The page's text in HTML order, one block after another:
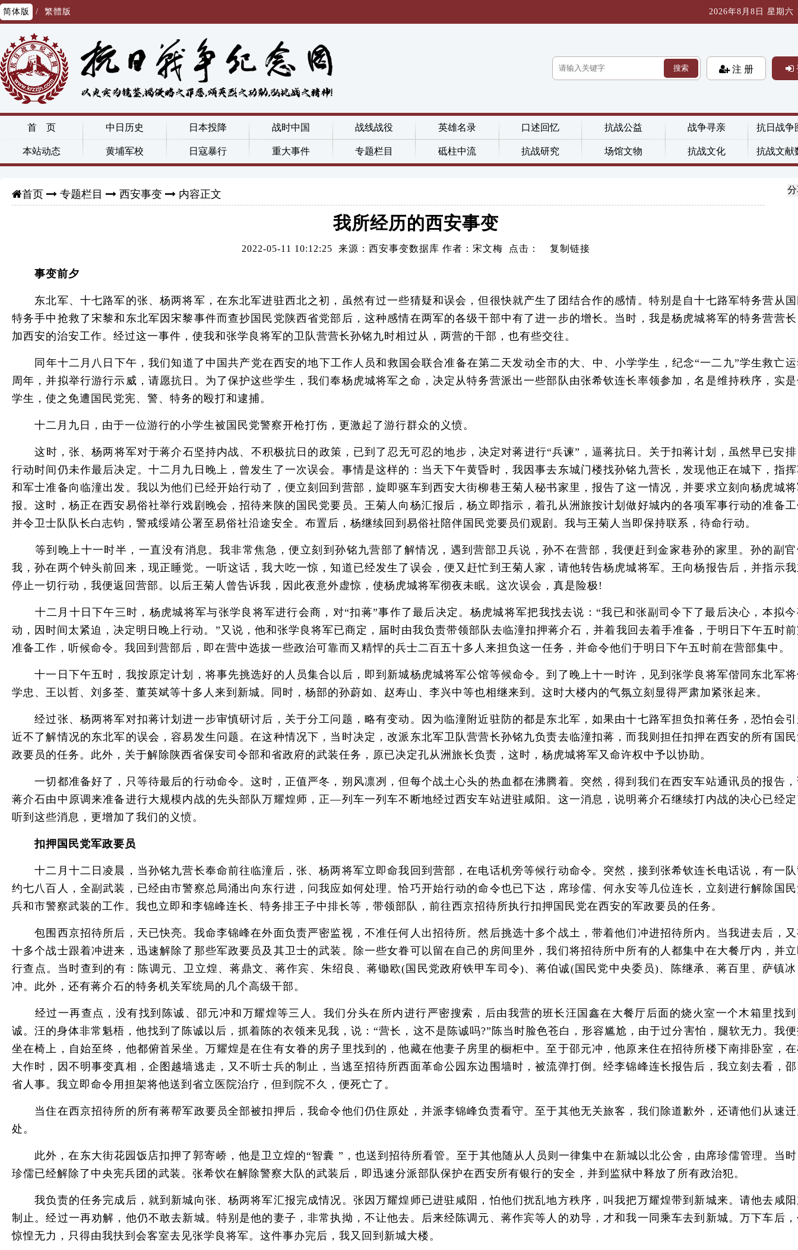
简体版 / 繁體版 2026年8月8日 星期六
搜索 注 册
首 页 中日历史 日本投降 战时中国 战线战役 英雄名录 口述回忆 抗战公益 战争寻亲 抗日战争
本站动态 黄埔军校 日寇暴行 重大事件 专题栏目 砥柱中流 抗战研究 场馆文物 抗战文化 抗战文献
首页 专题栏目 西安事变 内容正文
我所经历的西安事变
2022-05-11 10:12:25 来源：西安事变数据库 作者：宋文梅 点击： 复制链接
事变前夕
东北军、十七路军的张、杨两将军，在东北军进驻西北之初，虽然有过一些猜疑和误会，但很快就产生了团结合作的感情。特别是自十七路军特务营从
特务手中抢救了宋黎和东北军因宋黎事件而查抄国民党陕西省党部后，这种感情在两军的各级干部中有了进一步的增长。当时，我是杨虎城将军的特务营营
加西安的治安工作。经过这一事件，使我和张学良将军的卫队营营长孙铭九时相过从，两营的干部，也有些交往。
同年十二月八日下午，我们知道了中国共产党在西安的地下工作人员和救国会联合准备在第二天发动全市的大、中、小学学生，纪念“一二九”学生救亡
周年，并拟举行游行示威，请愿抗日。为了保护这些学生，我们奉杨虎城将军之命，决定从特务营派出一些部队由张希钦连长率领参加，名是维持秩序，实
学生，使之免遭国民党宪、警、特务的殴打和逮捕。
十二月九日，由于一位游行的小学生被国民党警察开枪打伤，更激起了游行群众的义愤。
这时，张、杨两将军对于蒋介石坚持内战、不积极抗日的政策，已到了忍无可忍的地步，决定对蒋进行“兵谏”，逼蒋抗日。关于扣蒋计划，虽然早已安
行动时间仍未作最后决定。十二月九日晚上，曾发生了一次误会。事情是这样的：当天下午黄昏时，我因事去东城门楼找孙铭九营长，发现他正在城下，指
和军士准备向临潼出发。我以为他们已经开始行动了，便立刻回到营部，旋即驱车到西安大街柳巷王菊人秘书家里，报告了这一情况，并要求立刻向杨虎城
报。这时，杨正在西安易俗社举行戏剧晚会，招待来陕的国民党要员。王菊人向杨汇报后，杨立即指示，着孔从洲旅按计划做好城内的各项军事行动的准备
并令卫士队队长白志钧，警戒绥靖公署至易俗社沿途安全。布置后，杨继续回到易俗社陪伴国民党要员们观剧。我与王菊人当即保持联系，待命行动。
等到晚上十一时半，一直没有消息。我非常焦急，便立刻到孙铭九营部了解情况，遇到营部卫兵说，孙不在营部，我便赶到金家巷孙的家里。孙的副
我，孙在两个钟头前回来，现正睡觉。一听这话，我大吃一惊，知道已经发生了误会，便又赶忙到王菊人家，请他转告杨虎城将军。王向杨报告后，并指示
停止一切行动，我便返回营部。以后王菊人曾告诉我，因此夜意外虚惊，使杨虎城将军彻夜未眠。这次误会，真是险极!
十二月十日下午三时，杨虎城将军与张学良将军进行会商，对“扣蒋”事作了最后决定。杨虎城将军把我找去说：“我已和张副司令下了最后决心，本拟
动，因时间太紧迫，决定明日晚上行动。”又说，他和张学良将军已商定，届时由我负责带领部队去临潼扣押蒋介石，并着我回去着手准备，于明日下午五时
准备工作，听候命令。我回到营部后，即在营中选拔一些政治可靠而又精悍的兵士二百五十多人来担负这一任务，并命令他们于明日下午五时前在营部集中。
十一日下午五时，我按原定计划，将事先挑选好的人员集合以后，即到新城杨虎城将军公馆等候命令。到了晚上十一时许，见到张学良将军偕同东北军
学忠、王以哲、刘多荃、董英斌等十多人来到新城。同时，杨部的孙蔚如、赵寿山、李兴中等也相继来到。这时大楼内的气氛立刻显得严肃加紧张起来。
经过张、杨两将军对扣蒋计划进一步审慎研讨后，关于分工问题，略有变动。因为临潼附近驻防的都是东北军，如果由十七路军担负扣蒋任务，恐怕会
近不了解情况的东北军的误会，容易发生问题。在这种情况下，当时决定，改派东北军卫队营营长孙铭九负责去临潼扣蒋，而我则担任扣押在西安的所有国
政要员的任务。此外，关于解除陕西省保安司令部和省政府的武装任务，原已决定孔从洲旅长负责，这时，杨虎城将军又命许权中予以协助。
一切都准备好了，只等待最后的行动命令。这时，正值严冬，朔风凛冽，但每个战土心头的热血都在沸腾着。突然，得到我们在西安车站通讯员的报告
蒋介石由中原调来准备进行大规模内战的先头部队万耀煌师，正—列车一列车不断地经过西安车站进驻咸阳。这一消息，说明蒋介石继续打内战的决心已经
听到这些消息，更增加了我们的义愤。
扣押国民党军政要员
十二月十二日凌晨，当孙铭九营长奉命前往临潼后，张、杨两将军立即命我回到营部，在电话机旁等候行动命令。突然，接到张希钦连长电话说，有一
约七八百人，全副武装，已经由市警察总局涌出向东行进，问我应如何处理。恰巧开始行动的命令也已下达，席珍儒、何永安等几位连长，立刻进行解除国
兵和市警察武装的工作。我也立即和李锦峰连长、特务排王子中排长等，带领部队，前往西京招待所执行扣押国民党在西安的军政要员的任务。
包围西京招待所后，天已快亮。我命李锦峰在外面负责严密监视，不准任何人出招待所。然后挑选十多个战土，带着他们冲进招待所内。当我进去后，
十多个战士跟着冲进来，迅速解除了那些军政要员及其卫士的武装。除一些女眷可以留在自己的房间里外，我们将招待所中所有的人都集中在大餐厅内，并
行查点。当时查到的有：陈调元、卫立煌、蒋鼎文、蒋作宾、朱绍良、蒋锄欧(国民党政府铁甲车司令)、蒋伯诚(国民党中央委员)、陈继承、蒋百里、萨镇
冲。此外，还有蒋介石的特务机关军统局的几个高级干部。
经过一再查点，没有找到陈诚、邵元冲和万耀煌等三人。我们分头在所内进行严密搜索，后由我营的班长汪国鑫在大餐厅后面的烧火室一个木箱里找
诚。汪的身体非常魁梧，他找到了陈诚以后，抓着陈的衣领来见我，说：“营长，这不是陈诚吗?”陈当时脸色苍白，形容尴尬，由于过分害怕，腿软无力。我
坐在椅上，自始至终，他都俯首呆坐。万耀煌是在住有女眷的房子里找到的，他藏在他妻子房里的橱柜中。至于邵元冲，他原来住在招待所楼下南排卧室，
大作时，因不明事变真相，企图越墙逃走，又不听士兵的制止，当逃至招待所西面革命公园东边围墙时，被流弹打倒。经李锦峰连长报告后，我立刻去看，
省人事。我立即命令用担架将他送到省立医院治疗，但到院不久，便死亡了。
当住在西京招待所的所有蒋帮军政要员全部被扣押后，我命令他们仍住原处，并派李锦峰负责看守。至于其他无关旅客，我们除道歉外，还请他们从速
处。
此外，在东大街花园饭店扣押了郭寄峤，他是卫立煌的“智囊 ”，也送到招待所看管。至于其他随从人员则一律集中在新城以北公舍，由席珍儒管理。当
珍儒已经解除了中央宪兵团的武装。张希饮在解除警察大队的武装后，即迅速分派部队保护在西安所有银行的安全，并到监狱中释放了所有政治犯。
我负责的任务完成后，就到新城向张、杨两将军汇报完成情况。张因万耀煌师已进驻咸阳，怕他们扰乱地方秩序，叫我把万耀煌带到新城来。请他去咸
制止。经过一再劝解，他仍不敢去新城。特别是他的妻子，非常执拗，不让他去。后来经陈调元、蒋作宾等人的劝导，才和我一同乘车去到新城。万下车后
惊惶无力，只得由我扶到会客室去见张学良将军。这件事办完后，我又回到新城大楼。